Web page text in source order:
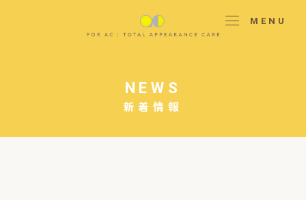
MENU
新着情報
NEWS